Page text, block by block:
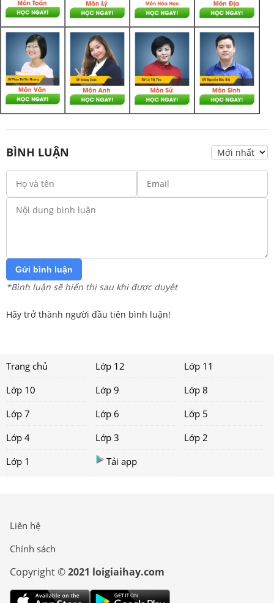
BÌNH LUẬN
Gửi bình luận
*Bình luận sẽ hiển thị sau khi được duyệt
Hãy trở thành người đầu tiên bình luận!
Trang chủ Lớp 12
Lớp 11
Lớp 10
Lớp 9
Lớp 8
Lớp 7
Lớp 6
Lớp 5
Lớp 4
Lớp 3
Lớp 2
Lớp 1
Tải app
Liên hệ
Chính sách
Copyright ©2021 loigiaihay.com